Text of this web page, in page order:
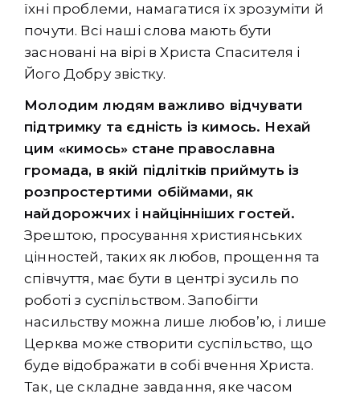
їхні проблеми, намагатися їх зрозуміти й
почути. Всі наші слова мають бути
засновані на вірі в Христа Спасителя і
Його Добру звістку.
Молодим людям важливо відчувати
підтримку та єдність із кимось. Нехай
цим «кимось» стане православна
громада, в якій підлітків приймуть із
розпростертими обіймами, як
найдорожчих і найцінніших гостей.
Зрештою, просування християнських
цінностей, таких як любов, прощення та
співчуття, має бути в центрі зусиль по
роботі з суспільством. Запобігти
насильству можна лише любов’ю, і лише
Церква може створити суспільство, що
буде відображати в собі вчення Христа.
Так, це складне завдання, яке часом